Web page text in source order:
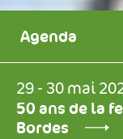
Agenda
29 - 30 mai
50 ans de la
Bordes